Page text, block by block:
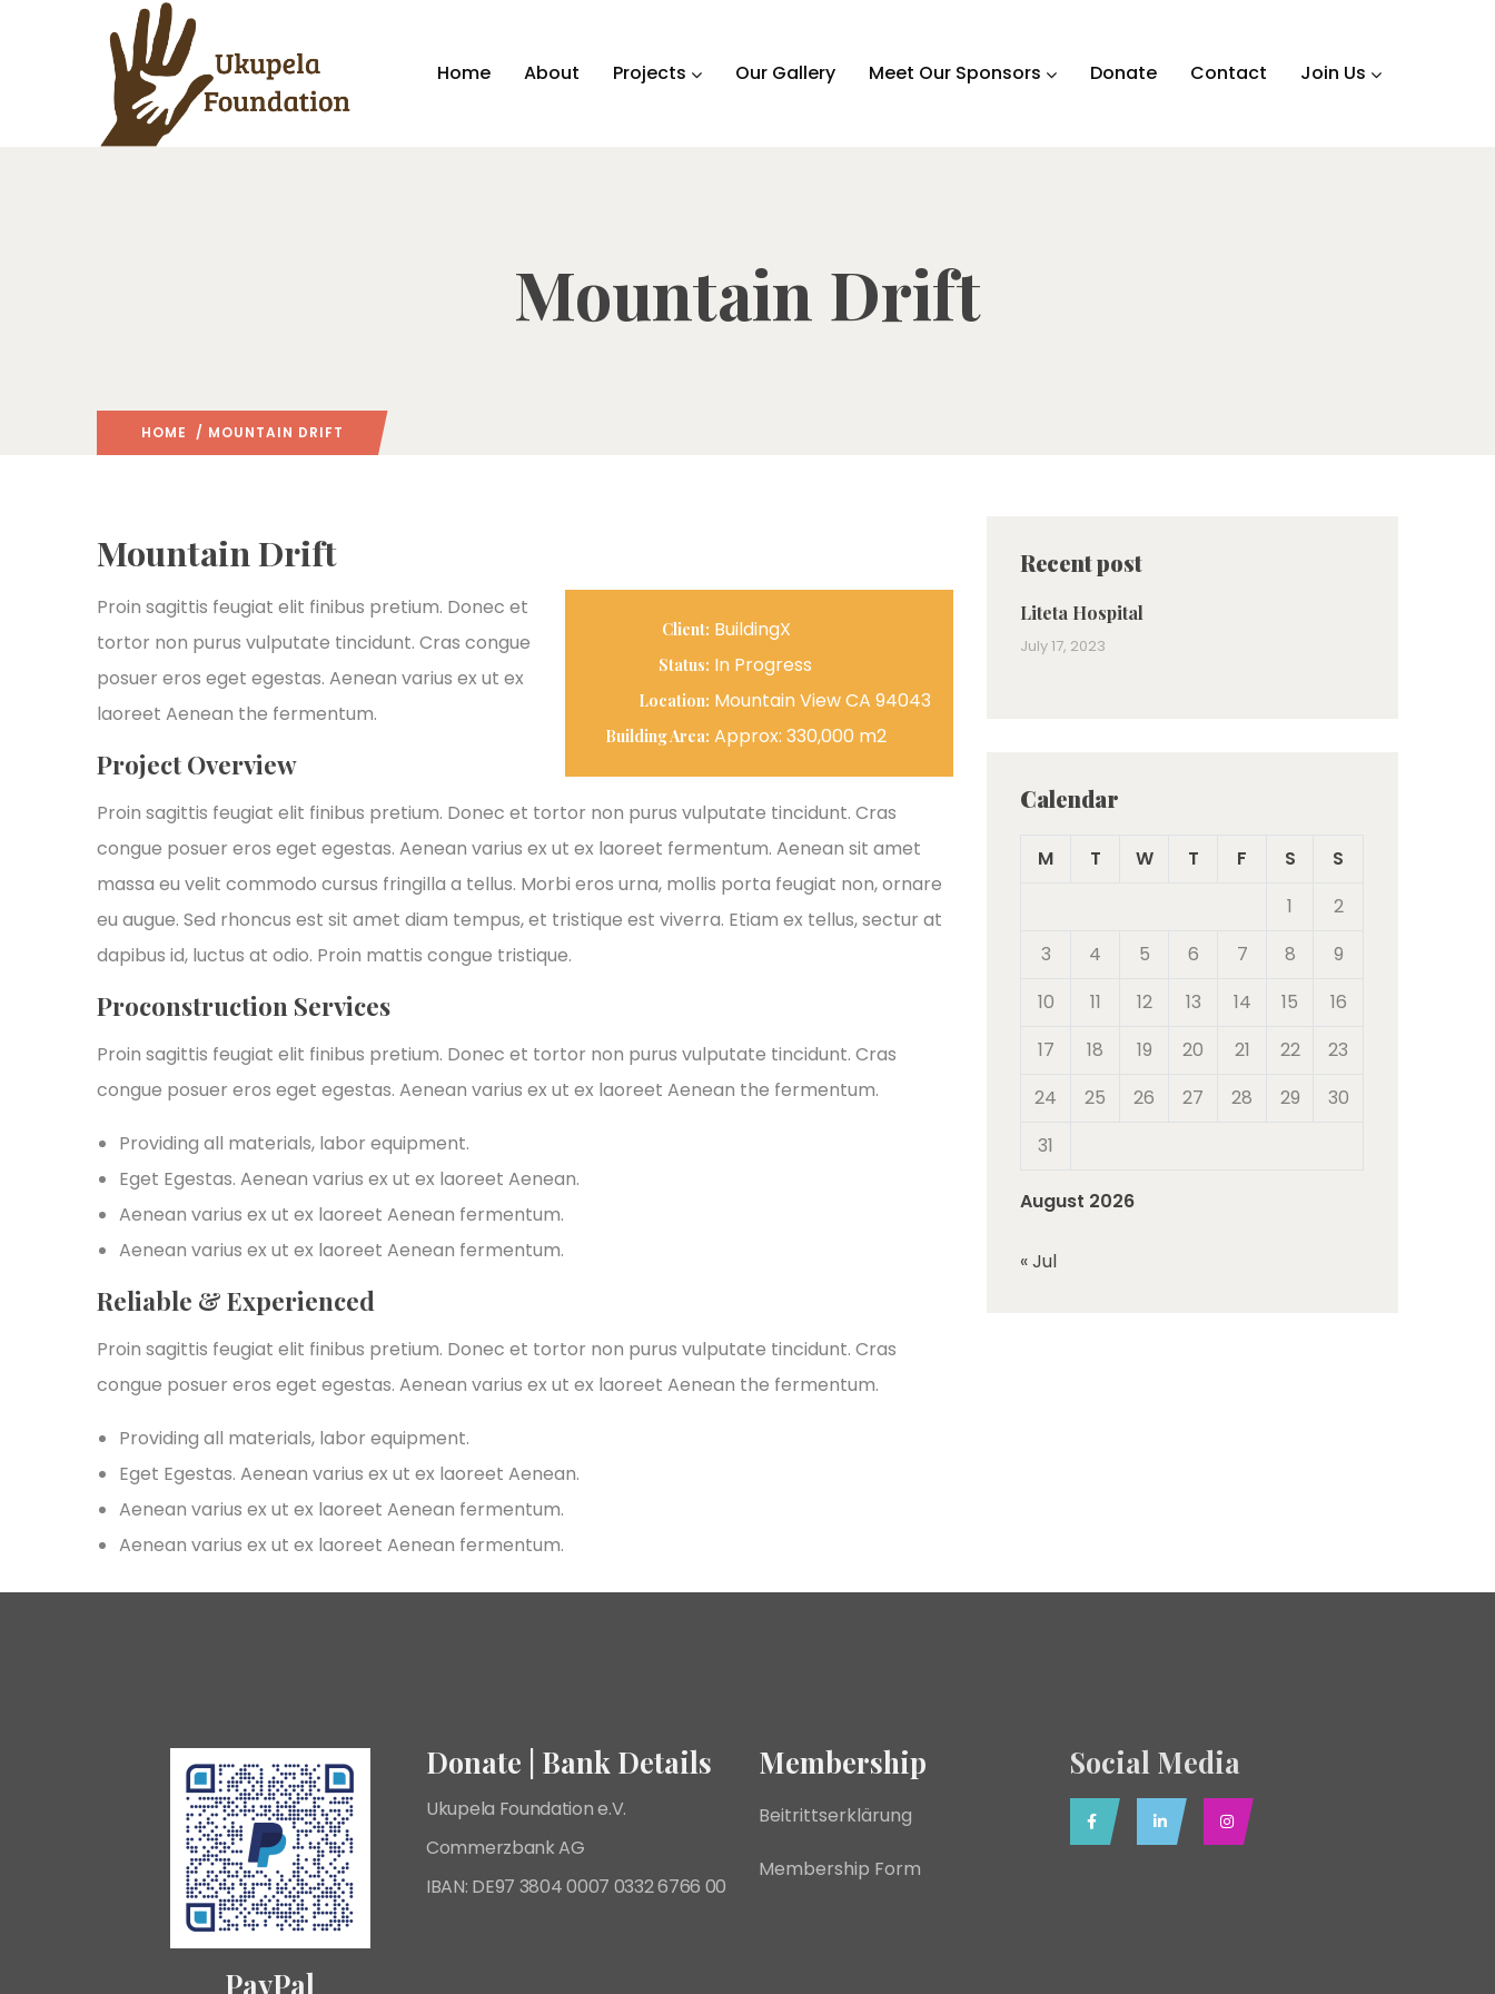
Home About Projects Our Gallery Meet Our Sponsors Donate Contact Join Us
Mountain Drift
HOME / MOUNTAIN DRIFT
Mountain Drift
Client: BuildingX
Status: In Progress
Location: Mountain View CA 94043
Building Area: Approx: 330,000 m2
Proin sagittis feugiat elit finibus pretium. Donec et
tortor non purus vulputate tincidunt. Cras congue
posuer eros eget egestas. Aenean varius ex ut ex
laoreet Aenean the fermentum.
Project Overview
Proin sagittis feugiat elit finibus pretium. Donec et tortor non purus vulputate tincidunt. Cras
congue posuer eros eget egestas. Aenean varius ex ut ex laoreet fermentum. Aenean sit amet
massa eu velit commodo cursus fringilla a tellus. Morbi eros urna, mollis porta feugiat non, ornare
eu augue. Sed rhoncus est sit amet diam tempus, et tristique est viverra. Etiam ex tellus, sectur at
dapibus id, luctus at odio. Proin mattis congue tristique.
Proconstruction Services
Proin sagittis feugiat elit finibus pretium. Donec et tortor non purus vulputate tincidunt. Cras
congue posuer eros eget egestas. Aenean varius ex ut ex laoreet Aenean the fermentum.
Providing all materials, labor equipment.
Eget Egestas. Aenean varius ex ut ex laoreet Aenean.
Aenean varius ex ut ex laoreet Aenean fermentum.
Aenean varius ex ut ex laoreet Aenean fermentum.
Reliable & Experienced
Proin sagittis feugiat elit finibus pretium. Donec et tortor non purus vulputate tincidunt. Cras
congue posuer eros eget egestas. Aenean varius ex ut ex laoreet Aenean the fermentum.
Providing all materials, labor equipment.
Eget Egestas. Aenean varius ex ut ex laoreet Aenean.
Aenean varius ex ut ex laoreet Aenean fermentum.
Aenean varius ex ut ex laoreet Aenean fermentum.
Recent post
Liteta Hospital
July 17, 2023
Calendar
August 2026
M T W T F S
S
1
2
3
4 5 6 7 8
9
10
11 12 13 14 15
16
17
18 19 20 21 22
23
24
25 26 27 28 29
30
31
« Jul
PayPal
Donate | Bank Details
Ukupela Foundation e.V.
Commerzbank AG
IBAN: DE97 3804 0007 0332 6766 00
Membership
Beitrittserklärung
Membership Form
Social Media